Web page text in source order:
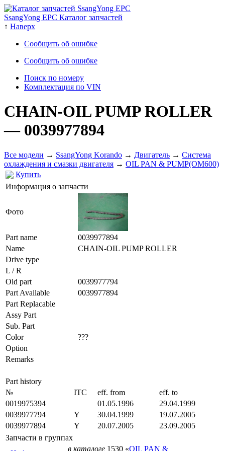
SsangYong EPC Каталог запчастей
↑ Наверх
Сообщить об ошибке
Сообщить об ошибке
Поиск по номеру
Комплектация по VIN
CHAIN-OIL PUMP ROLLER
— 0039977894
Все модели → SsangYong Korando → Двигатель → Система
охлаждения и смазки двигателя → OIL PAN & PUMP(OM600)
Купить
Информация о запчасти
Фото
Part name
0039977894
Name
CHAIN-OIL PUMP ROLLER
Drive type
L / R
Old part
0039977794
Part Available
0039977894
Part Replacable
Assy Part
Sub. Part
Color
???
Option
Remarks
Part history
№
ITC eff. from
eff. to
0019975394
01.05.1996
29.04.1999
0039977794
Y 30.04.1999
19.07.2005
0039977894
Y 20.07.2005
23.09.2005
Запчасти в группах
в каталоге 1530 «OIL PAN &